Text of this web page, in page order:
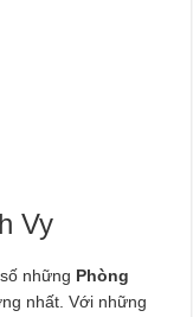
Vy
những Phòng
nhất. Với những